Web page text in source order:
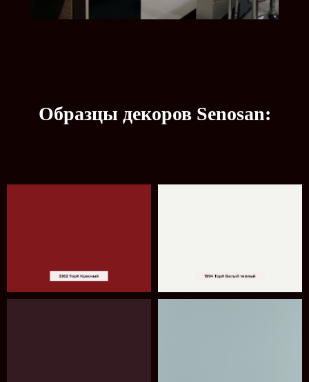
Образцы декоров Senosan: